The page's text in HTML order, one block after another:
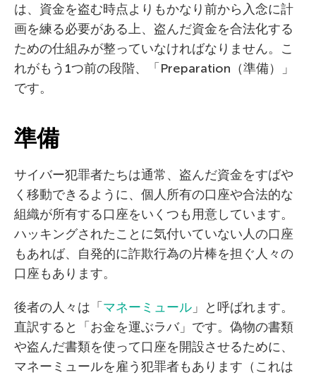
は、資金を盗む時点よりもかなり前から入念に計
画を練る必要がある上、盗んだ資金を合法化する
ための仕組みが整っていなければなりません。こ
れがもう1つ前の段階、「Preparation（準備）」
です。
準備
サイバー犯罪者たちは通常、盗んだ資金をすばや
く移動できるように、個人所有の口座や合法的な
組織が所有する口座をいくつも用意しています。
ハッキングされたことに気付いていない人の口座
もあれば、自発的に詐欺行為の片棒を担ぐ人々の
口座もあります。
後者の人々は「マネーミュール 」と呼ばれます。
直訳すると「お金を運ぶラバ」です。偽物の書類
や盗んだ書類を使って口座を開設させるために、
マネーミュールを雇う犯罪者もあります（これは